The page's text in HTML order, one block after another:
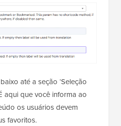
até a seção ‘Seleção
aqui que você informa ao
os usuários devem
favoritos.